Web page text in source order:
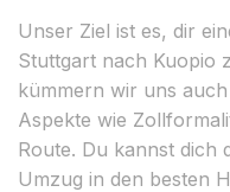
Unser Ziel ist es, dir
Stuttgart nach Kuopio
kümmern wir uns
Aspekte wie
Route. Du kannst dich
Umzug in den besten